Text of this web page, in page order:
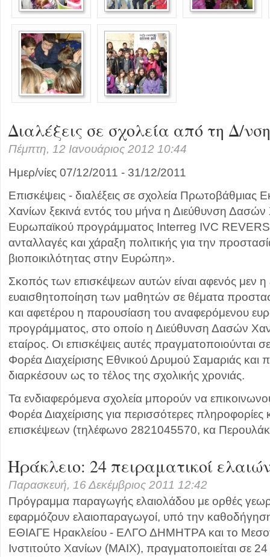
Διαλέξεις σε σχολεία από τη Δ/
Πέμπτη, 12 Ιανουάριος 2012 10:44
Ημερ/νίες 07/12/2011 - 31/12/2011
Επισκέψεις - διαλέξεις σε σχολεία Πρωτοβάθμιας
Χανίων ξεκινά εντός του μήνα η Διεύθυνση Δασών
Ευρωπαϊκού προγράμματος Interreg IVC
ανταλλαγές και χάραξη πολιτικής για την
βιοποικιλότητας στην Ευρώπη».
Σκοπός των επισκέψεων αυτών είναι αφενός μεν
ευαισθητοποίηση των μαθητών σε θέματα
και αφετέρου η παρουσίαση του αναφερόμενου
προγράμματος, στο οποίο η Διεύθυνση Δασών
εταίρος. Οι επισκέψεις αυτές πραγματοποιούνται
Φορέα Διαχείρισης Εθνικού Δρυμού Σαμαριάς και
διαρκέσουν ως το τέλος της σχολικής χρονιάς.
Τα ενδιαφερόμενα σχολεία μπορούν να
Φορέα Διαχείρισης για περισσότερες
επισκέψεων (τηλέφωνο 2821045570, κα
Ηράκλειο: 24 πειραματικοί
Παρασκευή, 16 Δεκέμβριος 2011 12:42
Πρόγραμμα παραγωγής ελαιολάδου με ορθές
εφαρμόζουν ελαιοπαραγωγοί, υπό την
ΕΘΙΑΓΕ Ηρακλείου - ΕΛΓΟ ΔΗΜΗΤΡΑ και το
Ινστιτούτο Χανίων (ΜΑΙΧ), πραγματοποιείται σε 24